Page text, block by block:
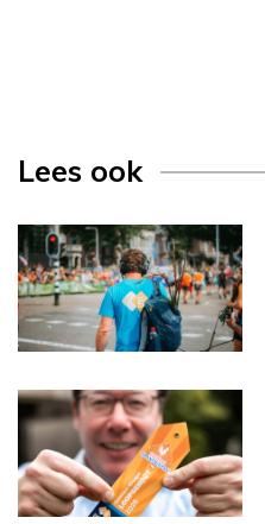
Lees ook